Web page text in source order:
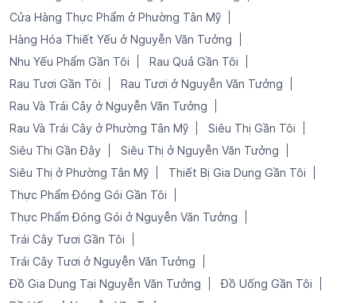
Cửa Hàng Thực Phẩm ở Phường Tân Mỹ
Hàng Hóa Thiết Yếu ở Nguyễn Văn Tưởng
Nhu Yếu Phẩm Gần Tôi
Rau Quả Gần Tôi
Rau Tươi Gần Tôi
Rau Tươi ở Nguyễn Văn Tưởng
Rau Và Trái Cây ở Nguyễn Văn Tưởng
Rau Và Trái Cây ở Phường Tân Mỹ
Siêu Thị Gần Tôi
Siêu Thị Gần Đây
Siêu Thị ở Nguyễn Văn Tưởng
Siêu Thị ở Phường Tân Mỹ
Thiết Bị Gia Dụng Gần Tôi
Thực Phẩm Đóng Gói Gần Tôi
Thực Phẩm Đóng Gói ở Nguyễn Văn Tưởng
Trái Cây Tươi Gần Tôi
Trái Cây Tươi ở Nguyễn Văn Tưởng
Đồ Gia Dụng Tại Nguyễn Văn Tưởng
Đồ Uống Gần Tôi